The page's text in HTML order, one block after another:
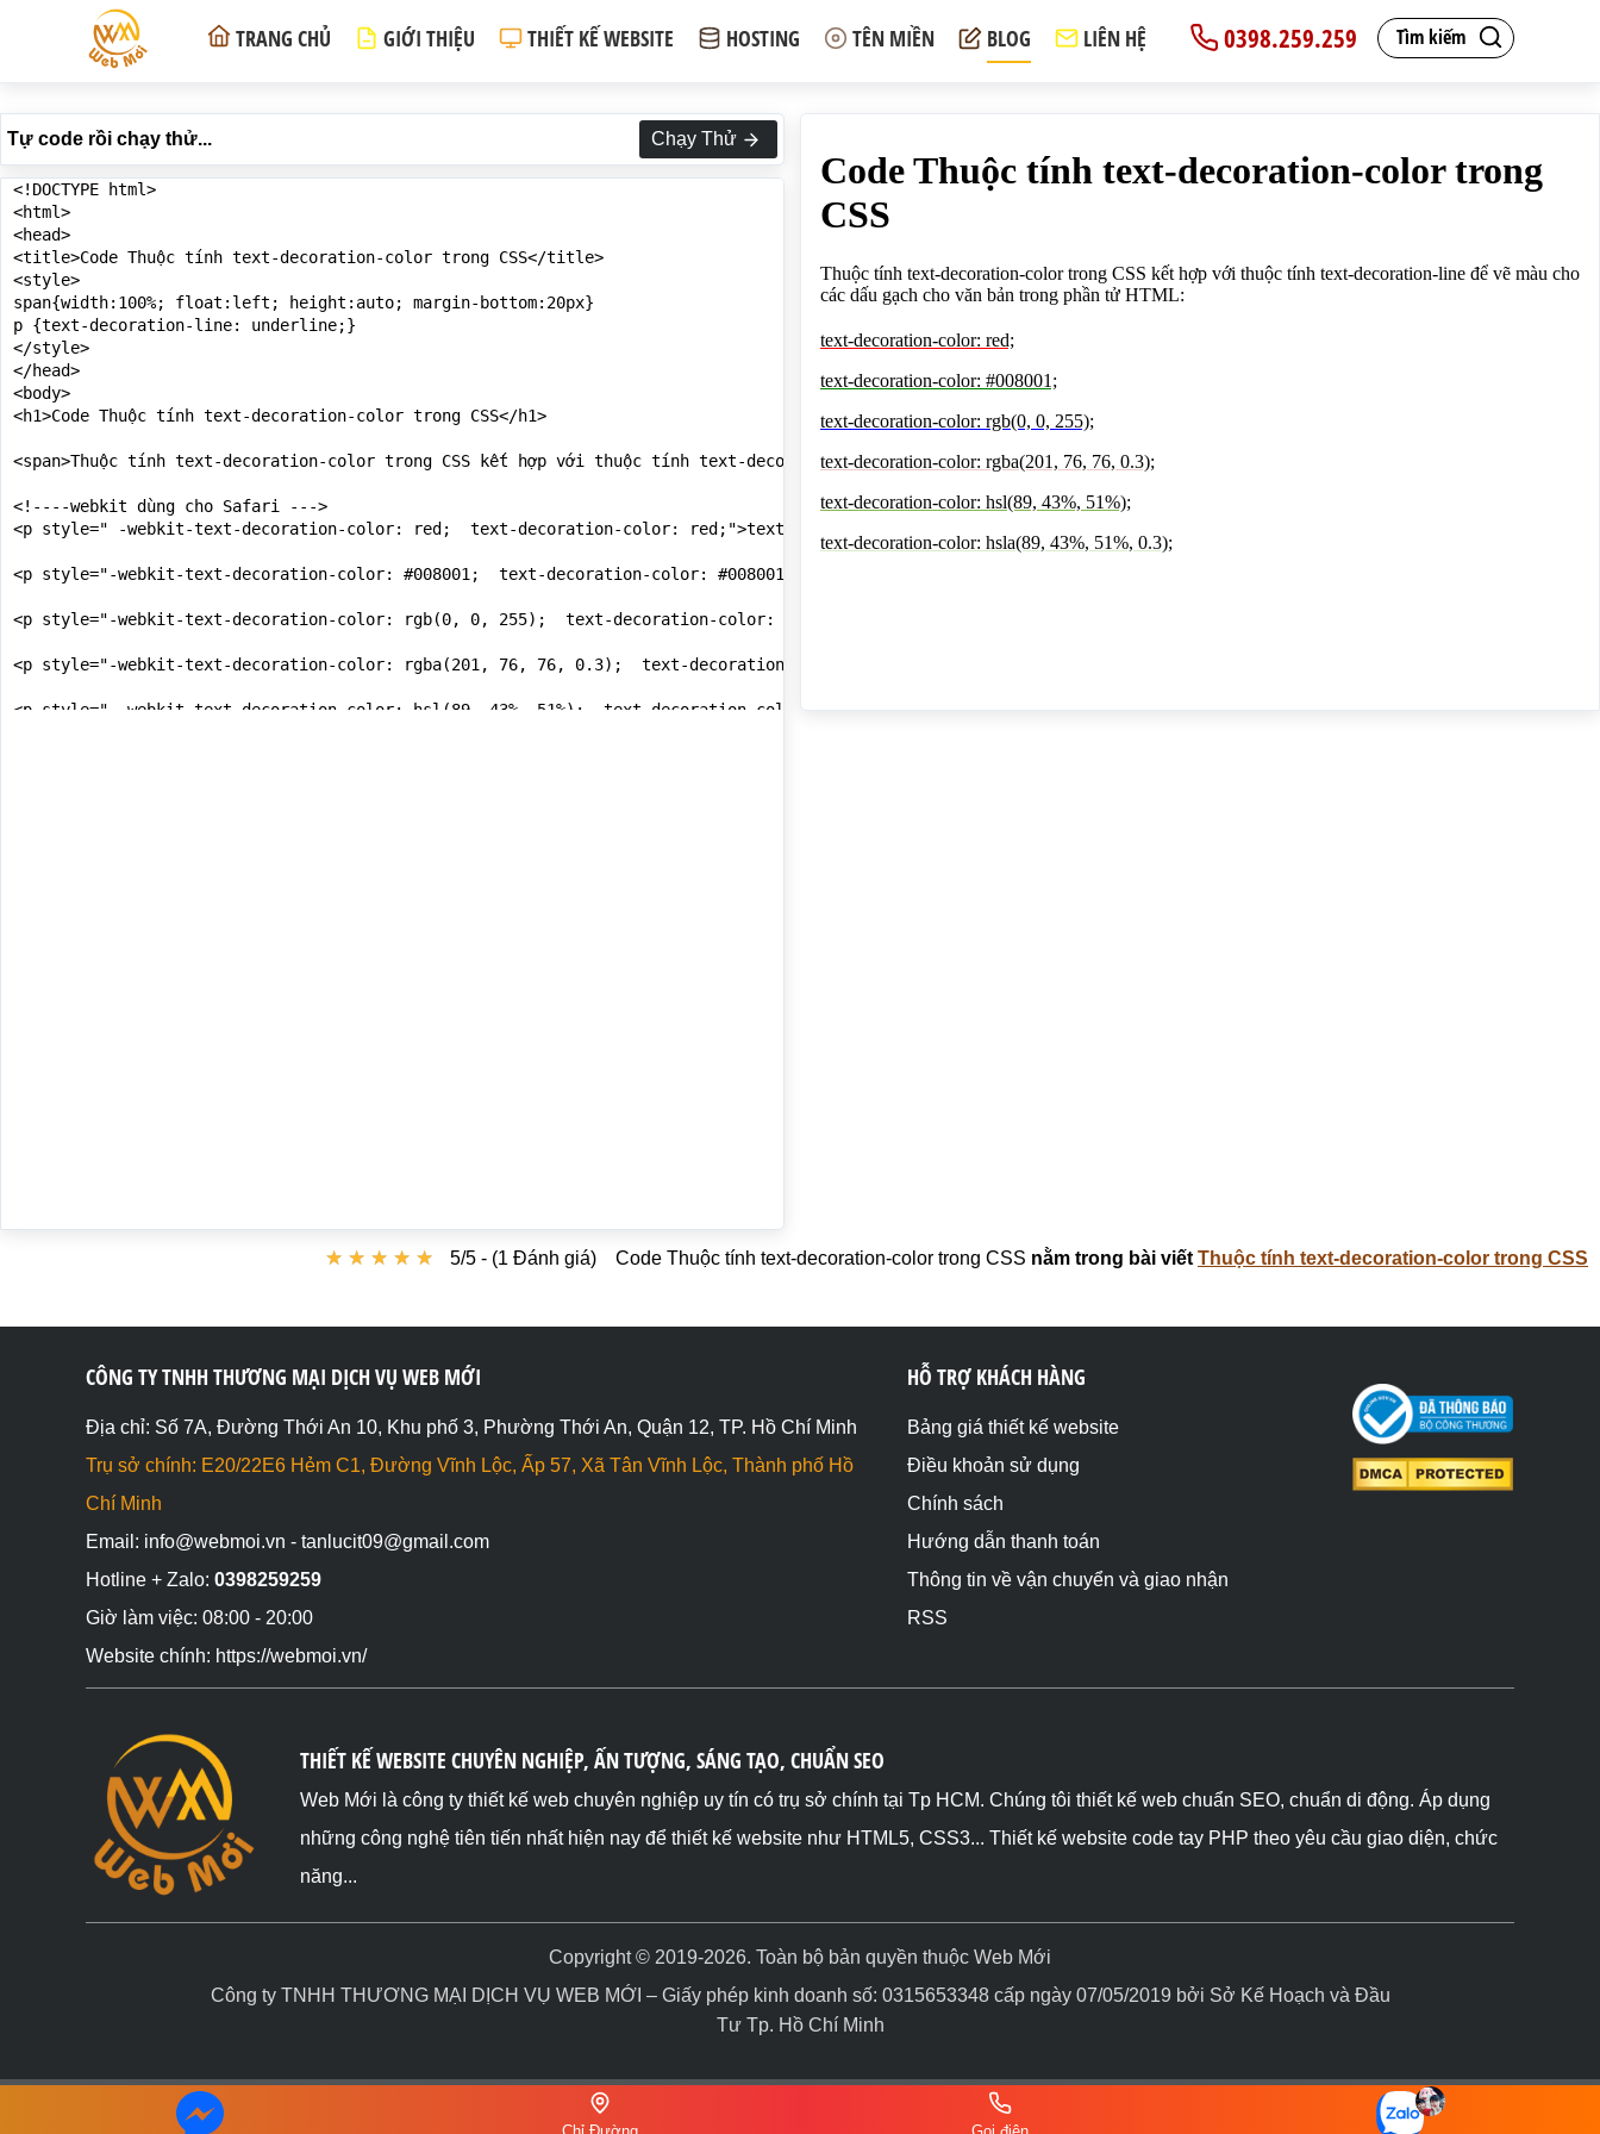
Tìm kiếm
0398.259.259
TRANG CHỦ GIỚI THIỆU THIẾT KẾ WEBSITE HOSTING TÊN MIỀN BLOG LIÊN HỆ
Tự code rồi chạy thử... Chạy Thử
<!DOCTYPE html>
<html>
<head>
<title>Code Thuộc tính text-decoration-color trong CSS</title>
<style>
span{width:100%; float:left; height:auto; margin-bottom:20px}
p {text-decoration-line: underline;}
</style>
</head>
<body>
<h1>Code Thuộc tính text-decoration-color trong CSS</h1>
<span>Thuộc tính text-decoration-color trong CSS kết hợp với thuộc tính text-decoration-line để vẽ màu cho các dấu gạch cho văn bản trong phần tử HTML:</span>
<!----webkit dùng cho Safari --->
<p style=" -webkit-text-decoration-color: red;  text-decoration-color: red;">text-decoration-color: red;</p>
<p style="-webkit-text-decoration-color: #008001;  text-decoration-color: #008001;">text-decoration-color: #008001;</p>
<p style="-webkit-text-decoration-color: rgb(0, 0, 255);  text-decoration-color: rgb(0, 0, 255);">text-decoration-color: rgb(0, 0, 255);</p>
<p style="-webkit-text-decoration-color: rgba(201, 76, 76, 0.3);  text-decoration-color: rgba(201, 76, 76, 0.3);">text-decoration-color: rgba(201, 76, 76, 0.3);</p>
<p style=" -webkit-text-decoration-color: hsl(89, 43%, 51%);  text-decoration-color: hsl(89, 43%, 51%);">text-decoration-color: hsl(89, 43%, 51%);</p>
Code Thuộc tính text-decoration-color trong CSS nằm trong bài viết Thuộc tính text-decoration-color trong CSS
★ ★ ★ ★ ★
★ ★ ★ ★ ★ 5/5 - (1 Đánh giá)
CÔNG TY TNHH THƯƠNG MẠI DỊCH VỤ WEB MỚI
Địa chỉ: Số 7A, Đường Thới An 10, Khu phố 3, Phường Thới An, Quận 12, TP. Hồ Chí Minh
Trụ sở chính: E20/22E6 Hẻm C1, Đường Vĩnh Lộc, Ấp 57, Xã Tân Vĩnh Lộc, Thành phố Hồ
Chí Minh
Email: info@webmoi.vn - tanlucit09@gmail.com
Hotline + Zalo: 0398259259
Giờ làm việc: 08:00 - 20:00
Website chính: https://webmoi.vn/
HỖ TRỢ KHÁCH HÀNG
Bảng giá thiết kế website
Điều khoản sử dụng
Chính sách
Hướng dẫn thanh toán
Thông tin về vận chuyển và giao nhận
RSS
THIẾT KẾ WEBSITE CHUYÊN NGHIỆP, ẤN TƯỢNG, SÁNG TẠO, CHUẨN SEO
Web Mới là công ty thiết kế web chuyên nghiệp uy tín có trụ sở chính tại Tp HCM. Chúng tôi thiết kế web chuẩn SEO, chuẩn di động. Áp dụng
những công nghệ tiên tiến nhất hiện nay để thiết kế website như HTML5, CSS3... Thiết kế website code tay PHP theo yêu cầu giao diện, chức
năng...
Copyright © 2019-2026. Toàn bộ bản quyền thuộc Web Mới
Công ty TNHH THƯƠNG MẠI DỊCH VỤ WEB MỚI – Giấy phép kinh doanh số: 0315653348 cấp ngày 07/05/2019 bởi Sở Kế Hoạch và Đầu
Tư Tp. Hồ Chí Minh